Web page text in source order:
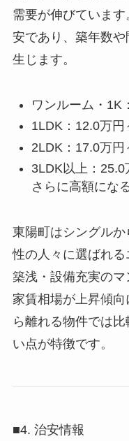
需要が伸びていま
安であり、築年数
生じます。
ワンルーム・1K
1LDK：12.0万円
2LDK：17.0万円
3LDK以上：
さらに高額にな
東陽町はシングル
性の人々に選ばれ
築浅・設備充実の
家賃相場が上昇傾
ら離れる物件では
い点が特徴です。
■4. 治安情報